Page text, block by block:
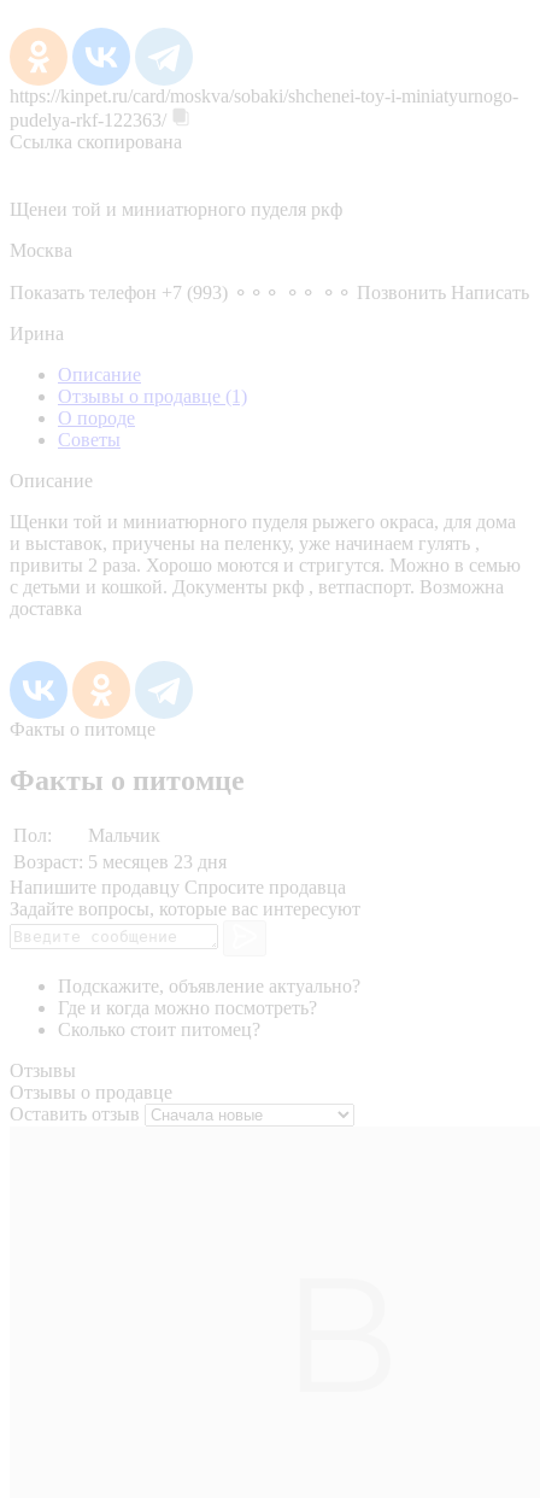
https://kinpet.ru/card/moskva/sobaki/shchenei-toy-i-miniatyurnogo-
pudelya-rkf-122363/
Ссылка скопирована
Щенеи той и миниатюрного пуделя ркф
Москва
Показать телефон +7 (993) ⚬⚬⚬ ⚬⚬ ⚬⚬ Позвонить Написать
Ирина
Описание
Отзывы о продавце (1)
О породе
Советы
Описание
Щенки той и миниатюрного пуделя рыжего окраса, для дома
и выставок, приучены на пеленку, уже начинаем гулять ,
привиты 2 раза. Хорошо моются и стригутся. Можно в семью
с детьми и кошкой. Документы ркф , ветпаспорт. Возможна
доставка
Факты о питомце
Факты о питомце
Пол:
Мальчик
Возраст: 5 месяцев 23 дня
Напишите продавцу Спросите продавца
Задайте вопросы, которые вас интересуют
Подскажите, объявление актуально?
Где и когда можно посмотреть?
Сколько стоит питомец?
Отзывы
Отзывы о продавце
Оставить отзыв